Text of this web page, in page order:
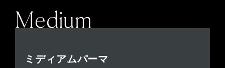
Medium
ミディアムパーマ